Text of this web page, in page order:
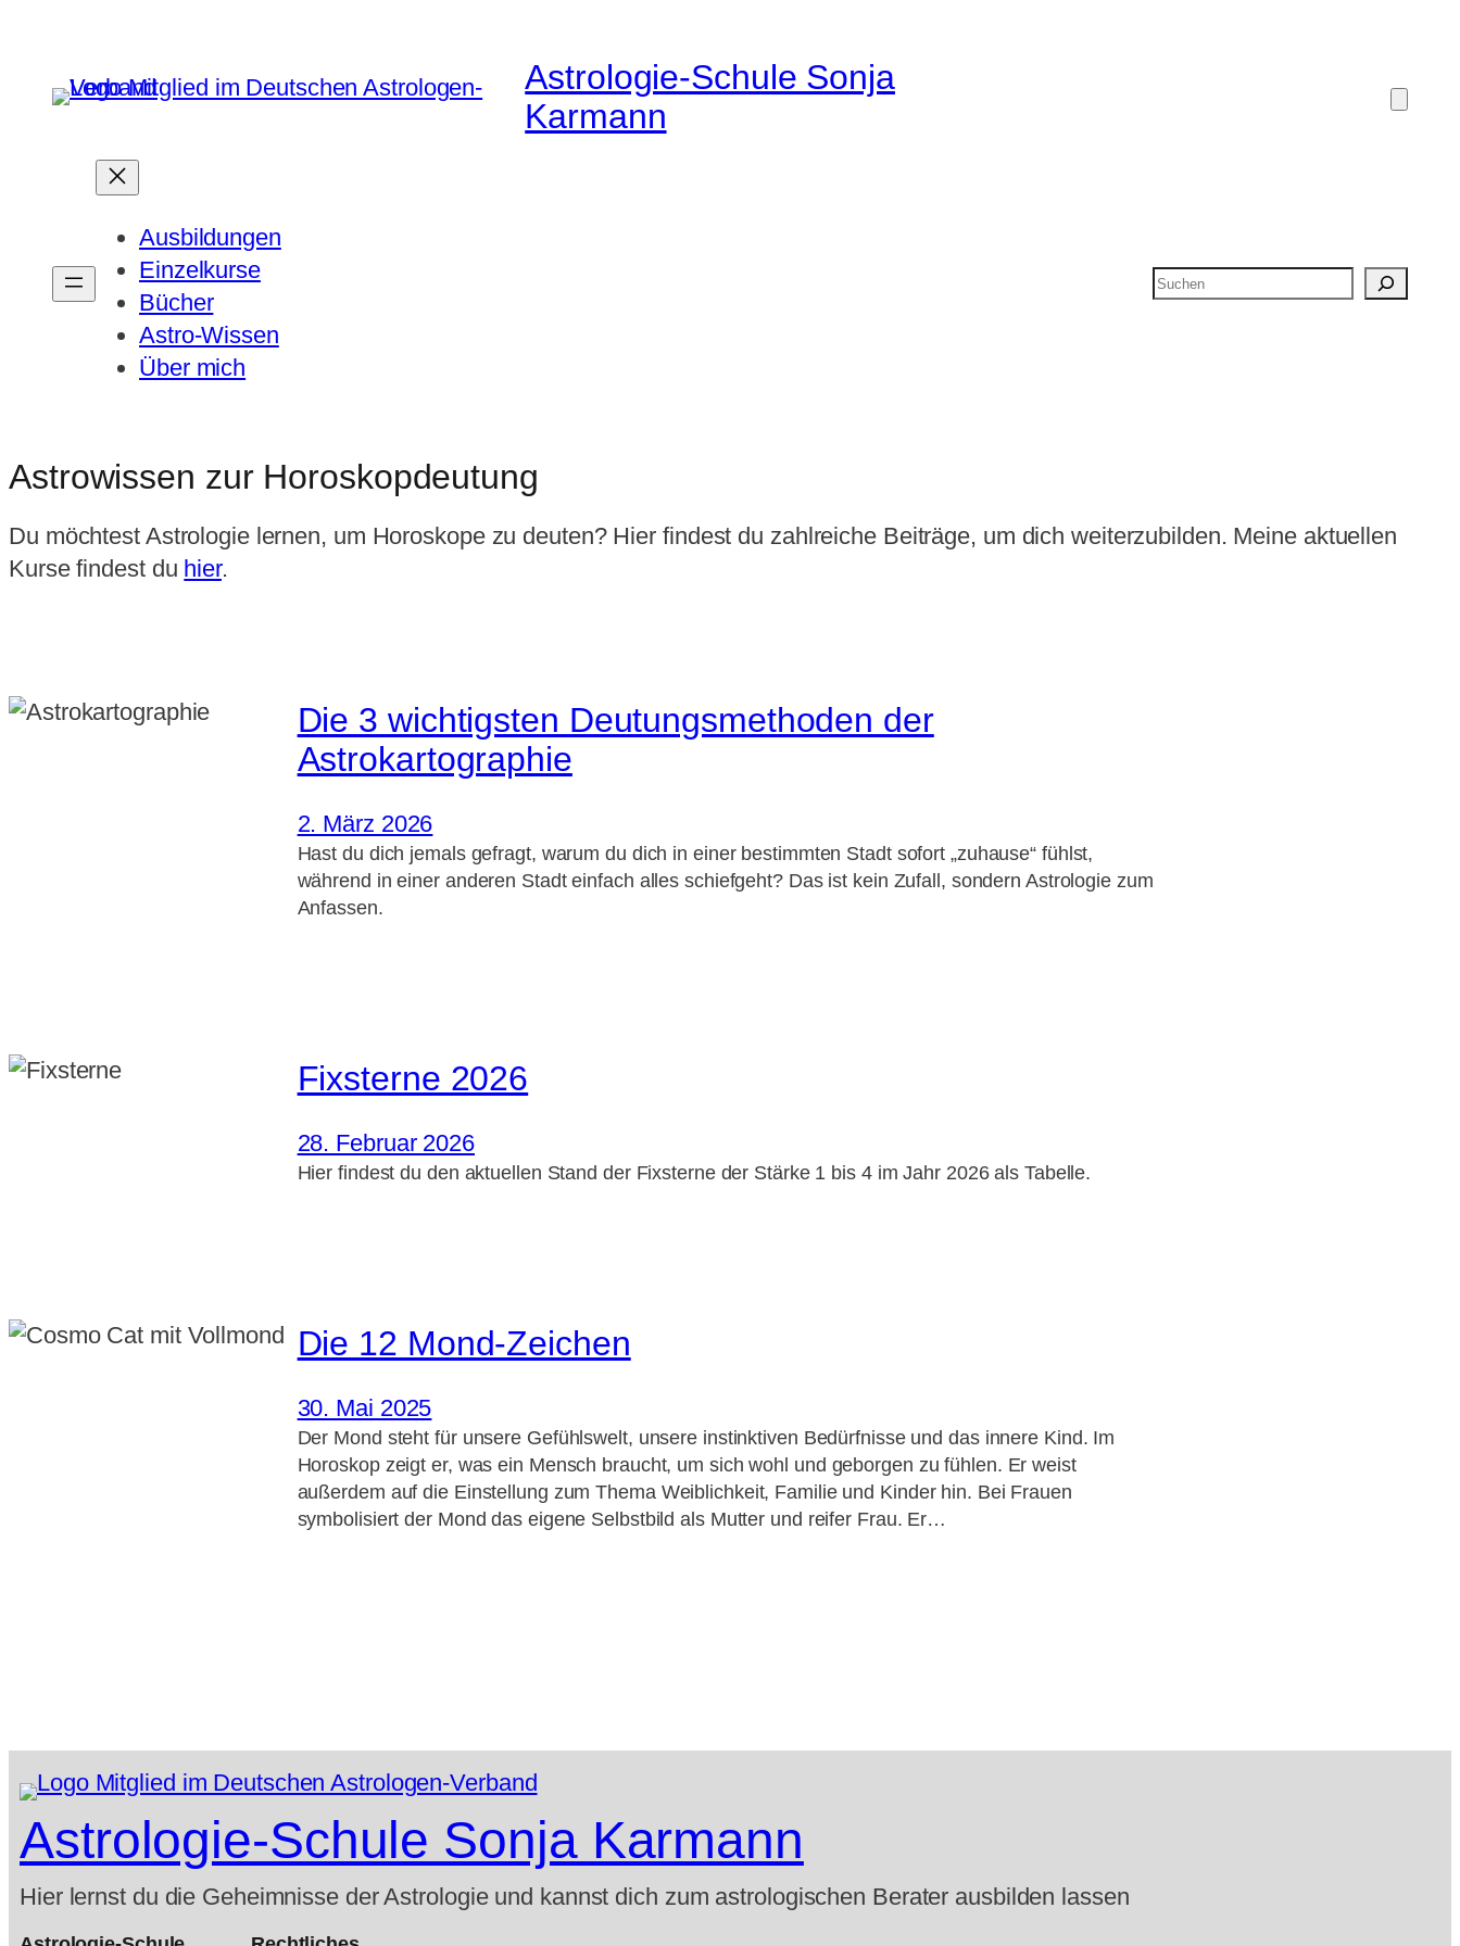
springen
Astrologie-Schule Sonja
Karmann
Ausbildungen
Einzelkurse
Bücher
Astro-Wissen
Über mich
Suchen
Astrowissen zur Horoskopdeutung
Du möchtest Astrologie lernen, um Horoskope zu deuten? Hier findest du zahlreiche Beiträge, um dich weiterzubilden. Meine aktuellen
Kurse findest du hier.
Die 3 wichtigsten Deutungsmethoden der
Astrokartographie
2. März 2026
Hast du dich jemals gefragt, warum du dich in einer bestimmten Stadt sofort „zuhause“ fühlst,
während in einer anderen Stadt einfach alles schiefgeht? Das ist kein Zufall, sondern Astrologie zum
Anfassen.
Fixsterne 2026
28. Februar 2026
Hier findest du den aktuellen Stand der Fixsterne der Stärke 1 bis 4 im Jahr 2026 als Tabelle.
Die 12 Mond-Zeichen
30. Mai 2025
Der Mond steht für unsere Gefühlswelt, unsere instinktiven Bedürfnisse und das innere Kind. Im
Horoskop zeigt er, was ein Mensch braucht, um sich wohl und geborgen zu fühlen. Er weist
außerdem auf die Einstellung zum Thema Weiblichkeit, Familie und Kinder hin. Bei Frauen
symbolisiert der Mond das eigene Selbstbild als Mutter und reifer Frau. Er…
Astrologie-Schule Sonja Karmann
Hier lernst du die Geheimnisse der Astrologie und kannst dich zum astrologischen Berater ausbilden lassen